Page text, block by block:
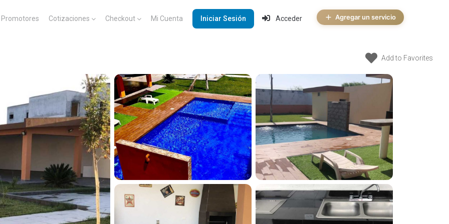
Promotores Cotizaciones Checkout Mi Cuenta Iniciar Sesión Acceder Agregar un servicio
Add to Favorites